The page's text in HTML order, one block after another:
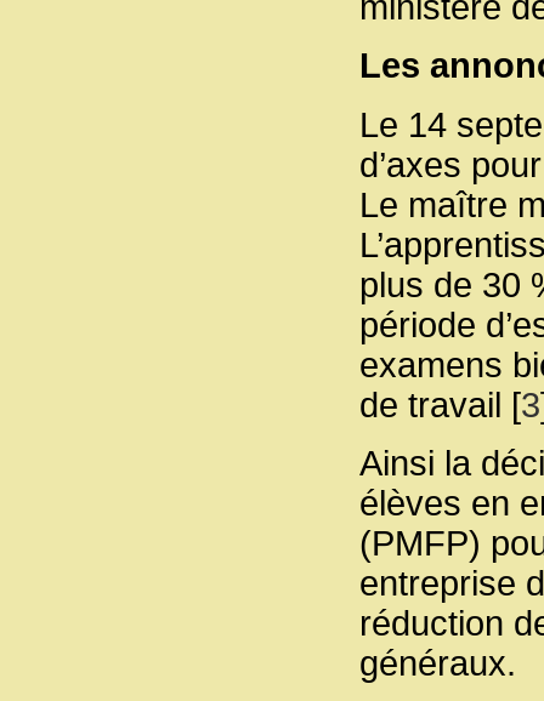
Les
Le 14
d’axes
Le maître
plus de 30
période
examens
de travail [3
Ainsi la
élèves en
(PMFP)
entreprise
réduction
généraux.